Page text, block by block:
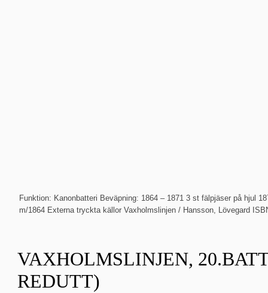
Funktion: Kanonbatteri Beväpning: 1864 – 1871 3 st fälpjäser på hjul
m/1864 Externa tryckta källor Vaxholmslinjen / Hansson, Lövegard
VAXHOLMSLINJEN,
REDUTT)